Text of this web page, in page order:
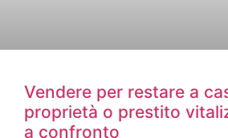
Vendere per restare a
proprietà o prestito
a confronto